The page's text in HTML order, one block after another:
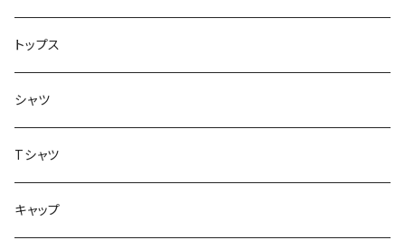
シューズ
バッグ
8.2インチ
8.3インチ
8.4インチ
8.5インチ
トップス
シャツ
Tシャツ
キャップ